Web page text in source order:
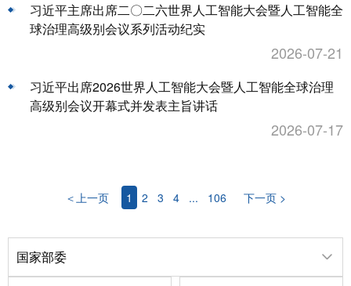
习近平主席出席二〇二六世界人工智能大会暨人工智能全
球治理高级别会议系列活动纪实
2026-07-21
习近平出席2026世界人工智能大会暨人工智能全球治理
高级别会议开幕式并发表主旨讲话
2026-07-17
＜上一页 1 2 3 4 ... 106 下一页 >
国家部委